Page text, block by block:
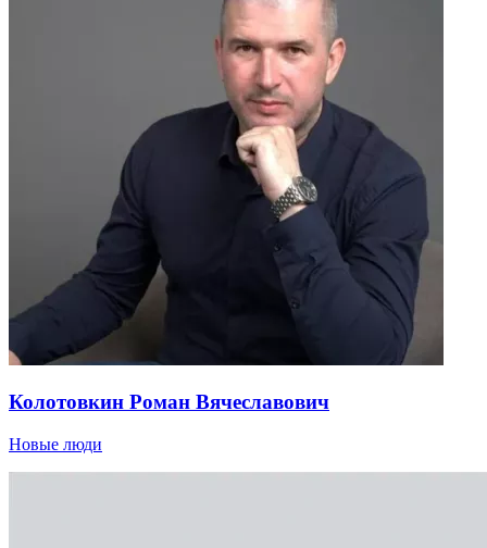
Колотовкин Роман Вячеславович
Новые люди